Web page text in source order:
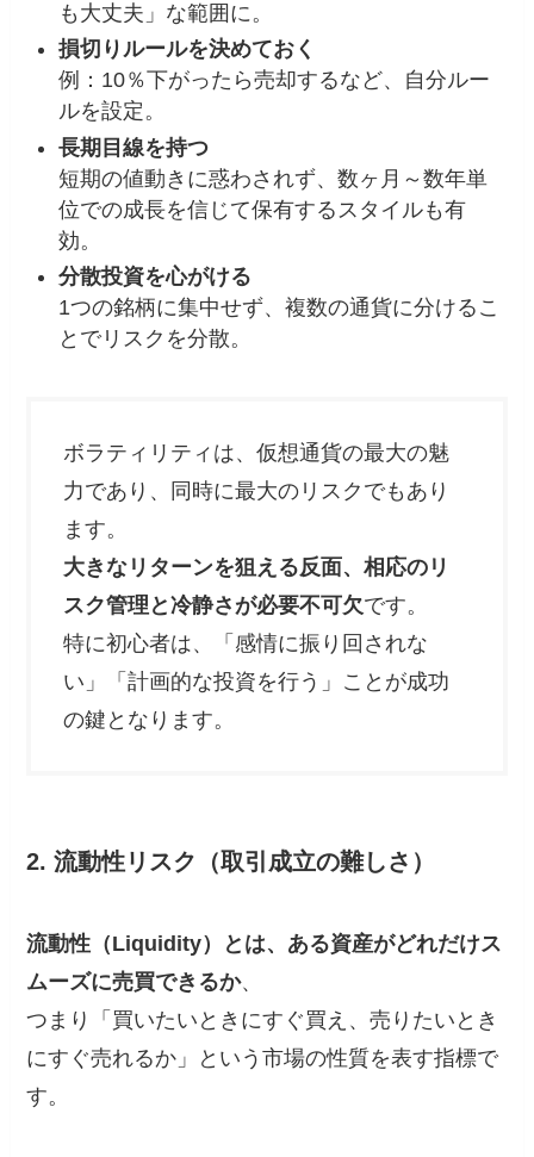
も大丈夫」な範囲に。
損切りルールを決めておく
例：10％下がったら売却するなど、自分ルー
ルを設定。
長期目線を持つ
短期の値動きに惑わされず、数ヶ月～数年単
位での成長を信じて保有するスタイルも有
効。
分散投資を心がける
1つの銘柄に集中せず、複数の通貨に分けるこ
とでリスクを分散。
ボラティリティは、仮想通貨の最大の魅
力であり、同時に最大のリスクでもあり
ます。
大きなリターンを狙える反面、相応のリ
スク管理と冷静さが必要不可欠です。
特に初心者は、「感情に振り回されな
い」「計画的な投資を行う」ことが成功
の鍵となります。
2. 流動性リスク（取引成立の難しさ）
流動性（Liquidity）とは、ある資産がどれだけス
ムーズに売買できるか、
つまり「買いたいときにすぐ買え、売りたいとき
にすぐ売れるか」という市場の性質を表す指標で
す。